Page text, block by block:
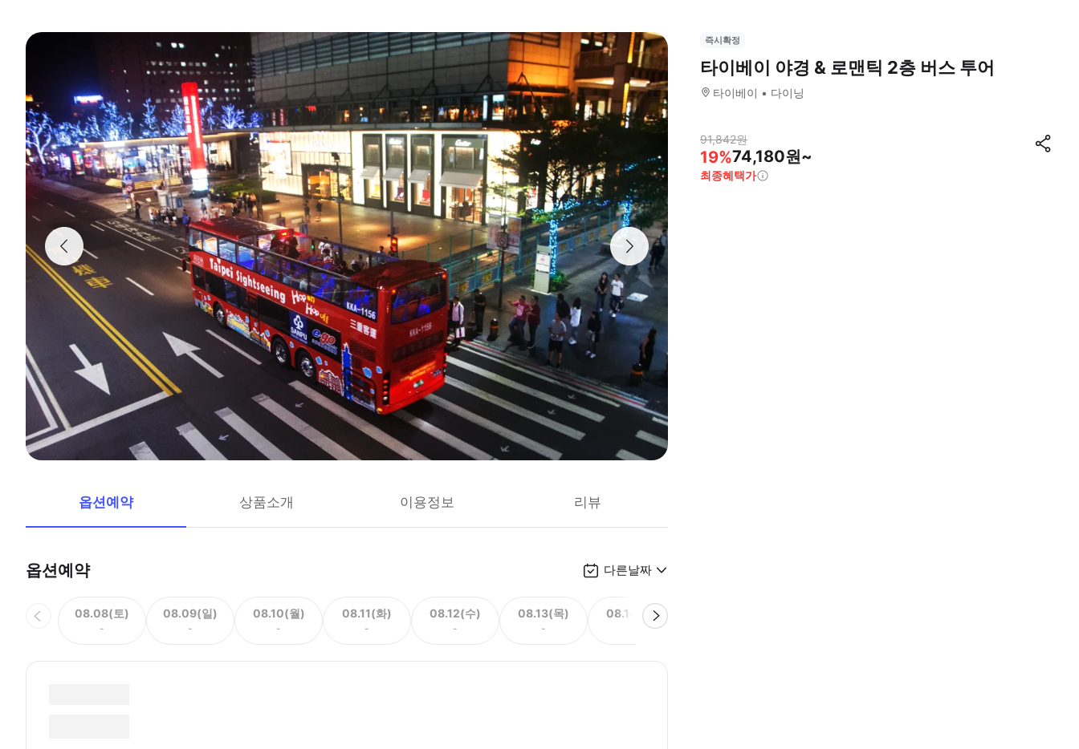
옵션예약 상품소개 이용정보 리뷰
옵션예약 다른날짜
08.08(토)
-
08.09(일)
-
08.10(월)
-
08.11(화)
-
08.12(수)
-
08.13(목)
-
08.14(금)
즉시확정
타이베이 야경 & 로맨틱 2층 버스 투어
타이베이 다이닝
91,842원
19%74,180원~
최종혜택가